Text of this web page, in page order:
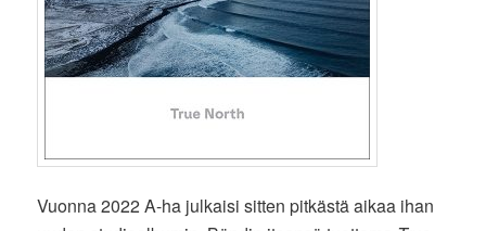
Vuonna 2022 A-ha julkaisi sitten pitkästä aikaa ihan